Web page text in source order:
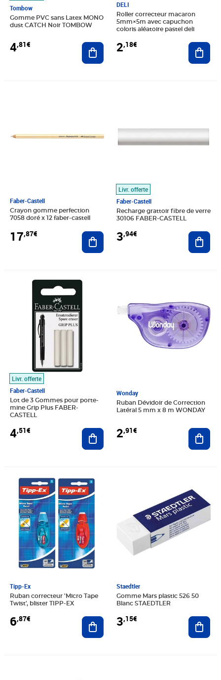
Tombow
Gomme PVC sans Latex MONO
dust CATCH Noir TOMBOW
4,81€ Ajouter au panier
DELI
Roller correcteur macaron
5mm×5m avec capuchon
coloris aléatoire pastel deli
2,18€
Faber-Castell
Crayon gomme perfection
7058 doré x 12 faber-castell
17,87€ Ajouter au panier
Livr. offerte
Faber-Castell
Recharge grattoir fibre de verre
30106 FABER-CASTELL
3,94€
Livr. offerte
Faber-Castell
Lot de 3 Gommes pour porte-
mine Grip Plus FABER-
CASTELL
4,51€
Prix 4,51€
Ajouter au panier
Wonday
Ruban Dévidoir de Correction
Latéral 5 mm x 8 m WONDAY
2,91€
Tipp-Ex
Ruban correcteur 'Micro Tape
Twist', blister TIPP-EX
6,87€
Prix 6,87€
Ajouter au panier
Staedtler
Gomme Mars plastic 526 50
Blanc STAEDTLER
3,15€